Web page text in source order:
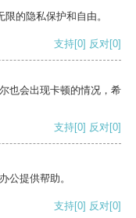
的隐私保护和自由。
支持[0] 反对[0]
也会出现卡顿的情况，希
支持[0] 反对[0]
公提供帮助。
支持[0] 反对[0]